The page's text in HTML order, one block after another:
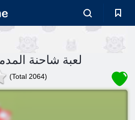
لعبة شاحنة
(Total 2064)